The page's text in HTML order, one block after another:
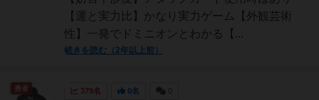
【運と実力比】かなり実力ゲーム【外観芸術
性】一発でドミニオンとわかる【...
続きを読む（2年以上前）
379名 0名
勇者